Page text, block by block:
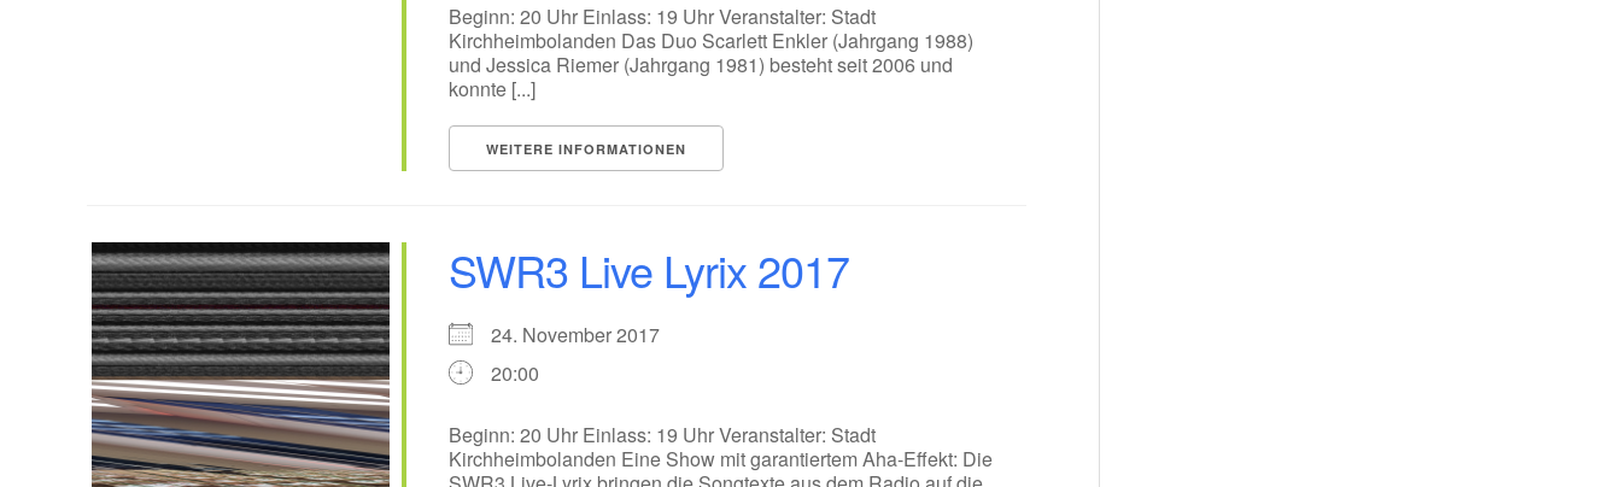
Beginn: 20 Uhr Einlass: 19 Uhr Veranstalter: Stadt
Kirchheimbolanden Das Duo Scarlett Enkler (Jahrgang 1988)
und Jessica Riemer (Jahrgang 1981) besteht seit 2006 und
konnte [...]
WEITERE INFORMATIONEN
SWR3 Live Lyrix 2017
24. November 2017
20:00
Beginn: 20 Uhr Einlass: 19 Uhr Veranstalter: Stadt
Kirchheimbolanden Eine Show mit garantiertem Aha-Effekt: Die